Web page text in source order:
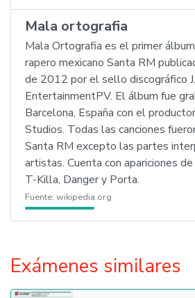
Mala ortografia
Mala Ortografia es el primer
rapero mexicano Santa RM
de 2012 por el sello discográfico
EntertainmentPV. El álbum fue
Barcelona, España con el
Studios. Todas las canciones
Santa RM excepto las partes
artistas. Cuenta con apariciones
T-Killa, Danger y Porta.
Fuente: wikipedia.org
Exámenes similares